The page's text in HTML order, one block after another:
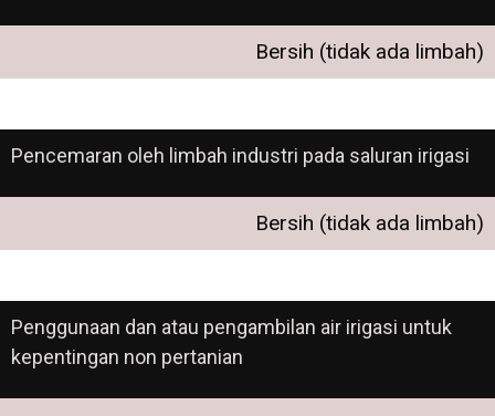
Bersih (tidak ada limbah)
Pencemaran oleh limbah industri pada saluran irigasi
Bersih (tidak ada limbah)
Penggunaan dan atau pengambilan air irigasi untuk
kepentingan non pertanian